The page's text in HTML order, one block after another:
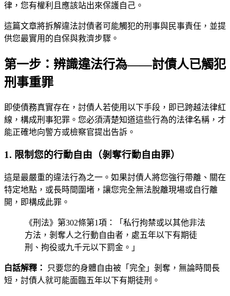
律，您有權利且應該站出來保護自己。
這篇文章將拆解違法討債者可能觸犯的刑事與民事責任，並提
供您最實用的自保與救濟步驟。
第一步：辨識違法行為——討債人已觸犯
刑事重罪
即使債務真實存在，討債人若使用以下手段，即已跨越法律紅
線，構成刑事犯罪。您必須清楚知道這些行為的法律名稱，才
能正確地向警方或檢察官提出告訴。
1. 限制您的行動自由（剝奪行動自由罪）
這是最嚴重的違法行為之一。如果討債人將您強行帶離、關在
特定地點，或長時間圍堵，讓您完全無法脫離現場或自行離
開，即構成此罪。
《刑法》第302條第1項：「私行拘禁或以其他非法
方法，剝奪人之行動自由者，處五年以下有期徒
刑、拘役或九千元以下罰金。」
白話解釋：
只要您的身體自由被「完全」剝奪，無論時間長
短，討債人就可能面臨五年以下有期徒刑。